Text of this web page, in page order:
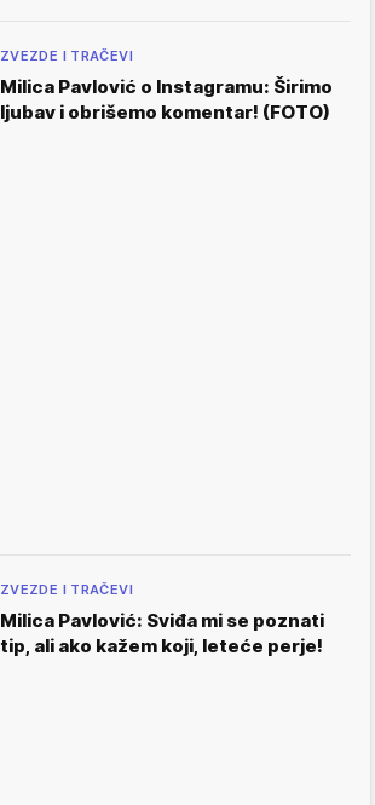
ZVEZDE I TRAČEVI
Milica Pavlović o Instagramu: Širimo
ljubav i obrišemo komentar! (FOTO)
ZVEZDE I TRAČEVI
Milica Pavlović: Sviđa mi se poznati
tip, ali ako kažem koji, leteće perje!